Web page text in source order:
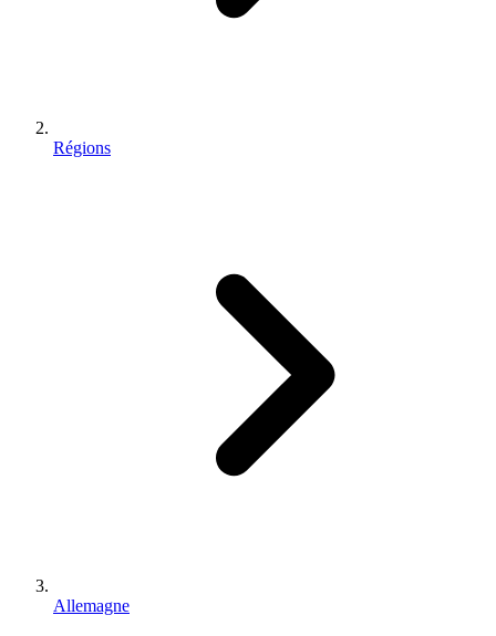
Régions
Allemagne